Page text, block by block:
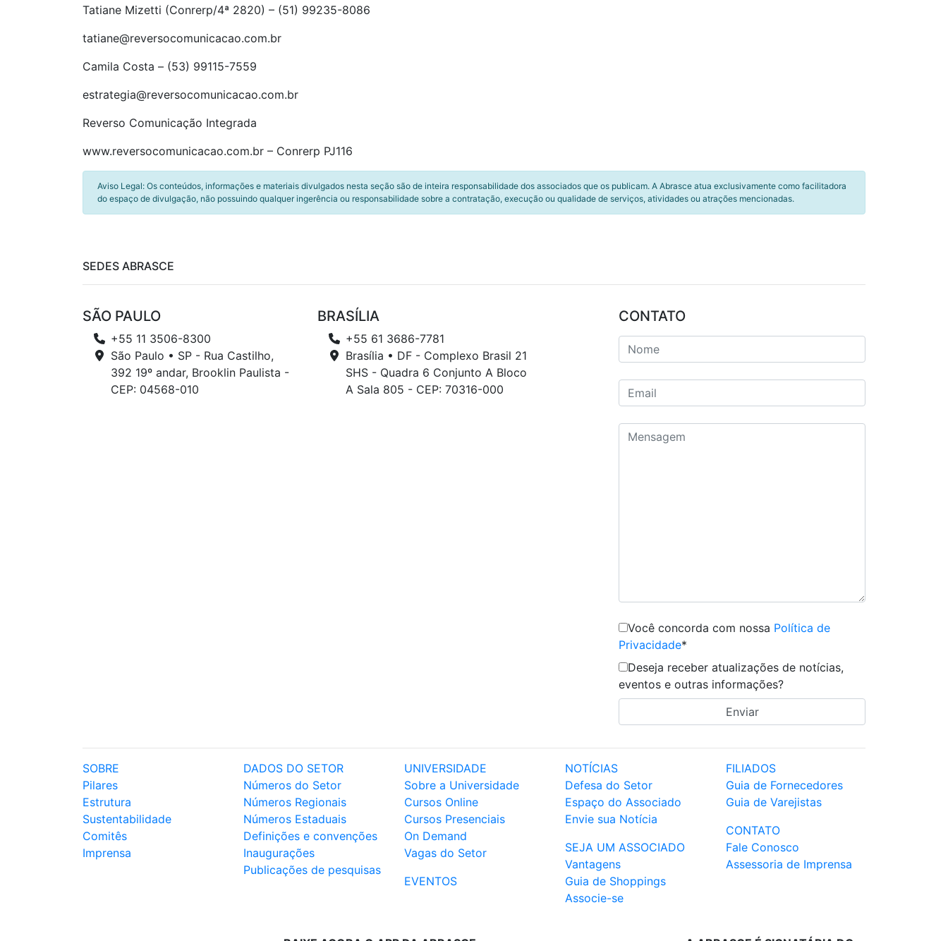
Tatiane Mizetti (Conrerp/4ª 2820) – (51) 99235-8086
tatiane@reversocomunicacao.com.br
Camila Costa – (53) 99115-7559
estrategia@reversocomunicacao.com.br
Reverso Comunicação Integrada
www.reversocomunicacao.com.br – Conrerp PJ116
Aviso Legal: Os conteúdos, informações e materiais divulgados nesta seção são de inteira responsabilidade dos associados que os publicam. A Abrasce atua exclusivamente como facilitadora
do espaço de divulgação, não possuindo qualquer ingerência ou responsabilidade sobre a contratação, execução ou qualidade de serviços, atividades ou atrações mencionadas.
SEDES ABRASCE
SÃO PAULO
+55 11 3506-8300
São Paulo • SP - Rua Castilho,
392 19º andar, Brooklin Paulista -
CEP: 04568-010
BRASÍLIA
+55 61 3686-7781
Brasília • DF - Complexo Brasil 21
SHS - Quadra 6 Conjunto A Bloco
A Sala 805 - CEP: 70316-000
CONTATO
Você concorda com nossa Política de
Privacidade*
Deseja receber atualizações de notícias,
eventos e outras informações?
SOBRE
Pilares
Estrutura
Sustentabilidade
Comitês
Imprensa
DADOS DO SETOR
Números do Setor
Números Regionais
Números Estaduais
Definições e convenções
Inaugurações
Publicações de pesquisas
UNIVERSIDADE
Sobre a Universidade
Cursos Online
Cursos Presenciais
On Demand
Vagas do Setor
EVENTOS
NOTÍCIAS
Defesa do Setor
Espaço do Associado
Envie sua Notícia
SEJA UM ASSOCIADO
Vantagens
Guia de Shoppings
Associe-se
FILIADOS
Guia de Fornecedores
Guia de Varejistas
CONTATO
Fale Conosco
Assessoria de Imprensa